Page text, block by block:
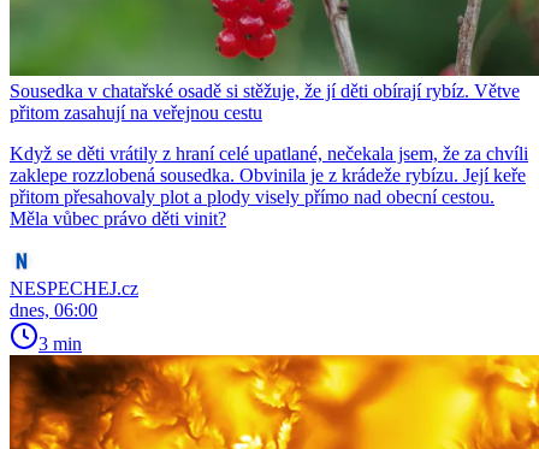
Sousedka v chatařské osadě si stěžuje, že jí děti obírají rybíz. Větve
přitom zasahují na veřejnou cestu
Když se děti vrátily z hraní celé upatlané, nečekala jsem, že za chvíli
zaklepe rozzlobená sousedka. Obvinila je z krádeže rybízu. Její keře
přitom přesahovaly plot a plody visely přímo nad obecní cestou.
Měla vůbec právo děti vinit?
NESPECHEJ.cz
dnes, 06:00
3 min